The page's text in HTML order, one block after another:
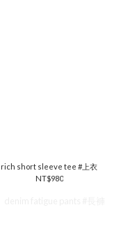
rich short sleeve tee #上衣
NT$980